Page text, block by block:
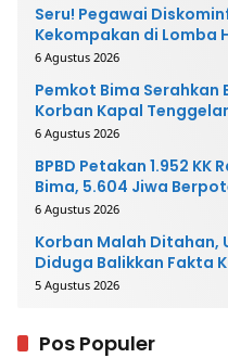
Seru! Pegawai
Kekompakan di Lomba
6 Agustus 2026
Pemkot Bima Serahkan
Korban Kapal
6 Agustus 2026
BPBD Petakan 1.952
Bima, 5.604 Jiwa
6 Agustus 2026
Korban Malah Ditahan,
Diduga Balikkan Fakta
5 Agustus 2026
Pos Populer